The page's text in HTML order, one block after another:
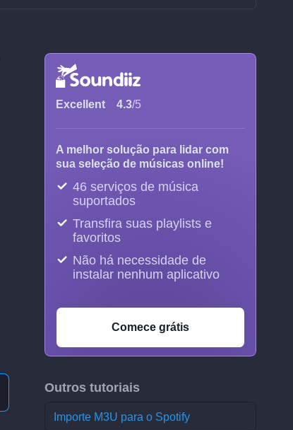
Excellent 4.3/5
A melhor solução para lidar com
sua seleção de músicas online!
46 serviços de música
suportados
Transfira suas playlists e
favoritos
Não há necessidade de
instalar nenhum aplicativo
Comece grátis
Outros tutoriais
Importe M3U para o Spotify